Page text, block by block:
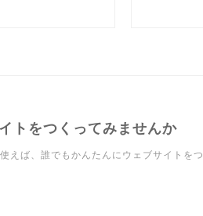
トをつくってみませんか
えば、誰でもかんたんにウェブサイトを